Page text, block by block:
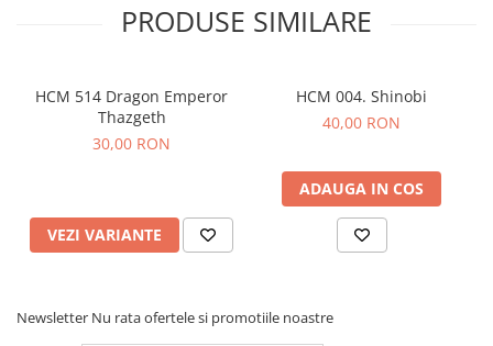
PRODUSE SIMILARE
HCM 514 Dragon Emperor
Thazgeth
30,00 RON
VEZI VARIANTE
HCM 004. Shinobi
40,00 RON
ADAUGA IN COS
Newsletter Nu rata ofertele si promotiile noastre